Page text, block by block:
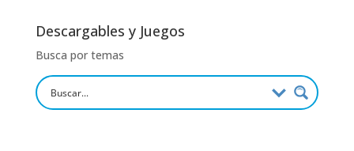
Descargables y Juegos
Busca por temas